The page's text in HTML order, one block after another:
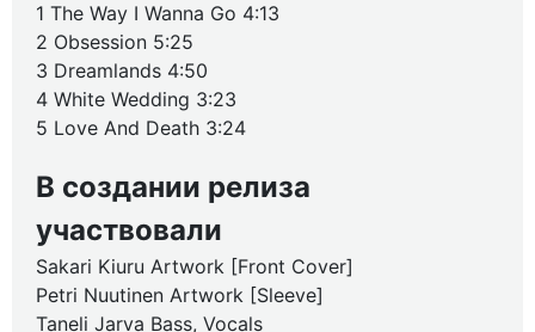
1 The Way I Wanna Go 4:13
2 Obsession 5:25
3 Dreamlands 4:50
4 White Wedding 3:23
5 Love And Death 3:24
В создании релиза
участвовали
Sakari Kiuru Artwork [Front Cover]
Petri Nuutinen Artwork [Sleeve]
Taneli Jarva Bass, Vocals